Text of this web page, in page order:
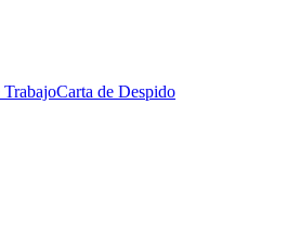
TrabajoCarta de Despido